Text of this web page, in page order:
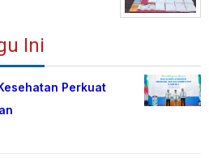
Ini
Perkuat